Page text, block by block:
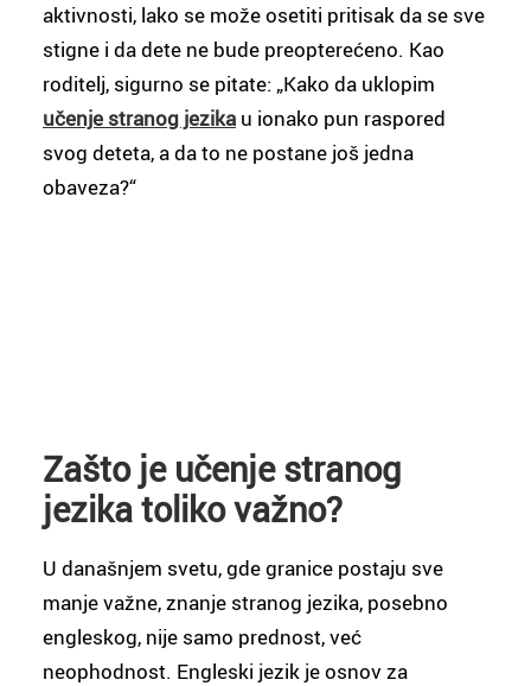
aktivnosti, lako se može osetiti pritisak da se sve
stigne i da dete ne bude preopterećeno. Kao
roditelj, sigurno se pitate: „Kako da uklopim
učenje stranog jezika u ionako pun raspored
svog deteta, a da to ne postane još jedna
obaveza?“
Zašto je učenje stranog
jezika toliko važno?
U današnjem svetu, gde granice postaju sve
manje važne, znanje stranog jezika, posebno
engleskog, nije samo prednost, već
neophodnost. Engleski jezik je osnov za